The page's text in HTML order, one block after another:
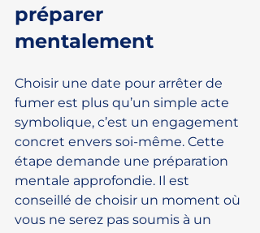
préparer
mentalement
Choisir une date pour arrêter de
fumer est plus qu’un simple acte
symbolique, c’est un engagement
concret envers soi-même. Cette
étape demande une préparation
mentale approfondie. Il est
conseillé de choisir un moment où
vous ne serez pas soumis à un